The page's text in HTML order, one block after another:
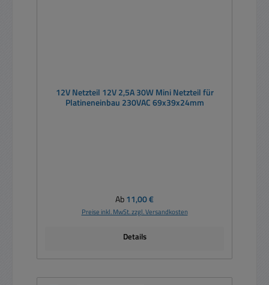
12V Netzteil 12V 2,5A 30W Mini Netzteil für
Platineneinbau 230VAC 69x39x24mm
Regulärer Preis:
Ab11,00 €
Preise inkl. MwSt. zzgl. Versandkosten
Details